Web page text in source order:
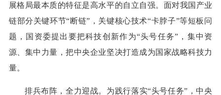
展格局最本质的特征是高水平的自立自强。面对我国产业
链部分关键环节“断链”，关键核心技术“卡脖子”等短板问
题，国资委提出要把科技创新作为“头号任务”，集中资
源、集中力量，把中央企业坚决打造成为国家战略科技力
量。
排兵布阵，全力迎战。为践行落实“头号任务”，中央